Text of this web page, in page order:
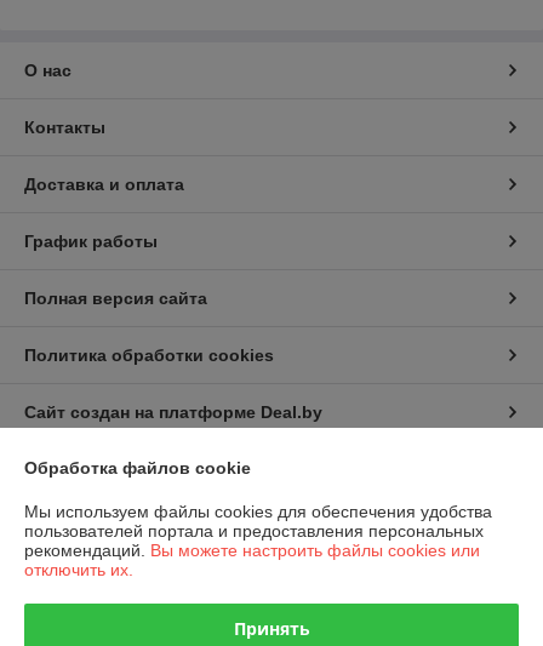
О нас
Контакты
Доставка и оплата
График работы
Полная версия сайта
Политика обработки cookies
Сайт создан на платформе Deal.by
Индивидуальный предприниматель:ИП Русаленко Андрей
Дмитриевич
Беларусь, Минск, ул. Гамарника д. 20 корп.1
Регистрационный номер ЕГР: 490839146
Обработка файлов cookie
Мы используем файлы cookies для обеспечения удобства
пользователей портала и предоставления персональных
рекомендаций. Вы можете настроить файлы cookies или
отключить их.
Принять